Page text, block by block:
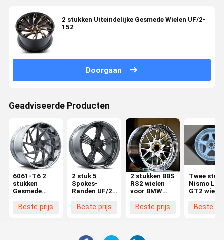
2 stukken Uiteindelijke Gesmede Wielen UF/2-
152
Doorgaan
Geadviseerde Producten
6061-T6 2
stukken
Gesmede
118
Beste prijs
2 stuk 5
Spokes-
Randen UF/2-
Beste prijs
2 stukken BBS
RS2 wielen
voor BMW
5x120 18 19
Beste prijs
Twee
Nismo LM
GT2 wielen
R35 R33
Beste